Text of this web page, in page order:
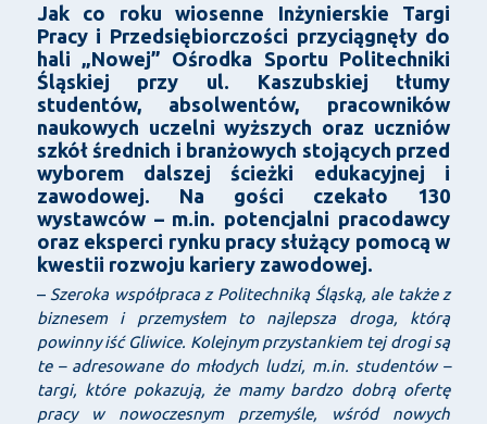
Jak co roku wiosenne Inżynierskie Targi
Pracy i Przedsiębiorczości przyciągnęły do
hali „Nowej” Ośrodka Sportu Politechniki
Śląskiej przy ul. Kaszubskiej tłumy
studentów, absolwentów, pracowników
naukowych uczelni wyższych oraz uczniów
szkół średnich i branżowych stojących przed
wyborem dalszej ścieżki edukacyjnej i
zawodowej. Na gości czekało 130
wystawców – m.in. potencjalni pracodawcy
oraz eksperci rynku pracy służący pomocą w
kwestii rozwoju kariery zawodowej.
– Szeroka współpraca z Politechniką Śląską, ale także z
biznesem i przemysłem to najlepsza droga, którą
powinny iść Gliwice. Kolejnym przystankiem tej drogi są
te – adresowane do młodych ludzi, m.in. studentów –
targi, które pokazują, że mamy bardzo dobrą ofertę
pracy w nowoczesnym przemyśle, wśród nowych